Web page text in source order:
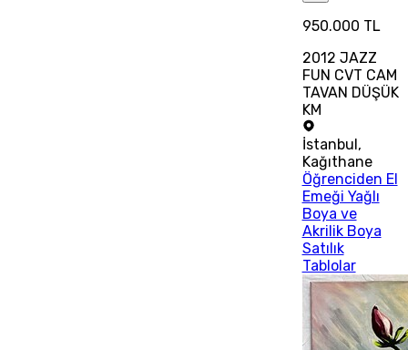
950.000 TL
2012 JAZZ
FUN CVT CAM
TAVAN DÜŞÜK
KM
İstanbul ,
Kağıthane
Öğrenciden El
Emeği Yağlı
Boya ve
Akrilik Boya
Satılık
Tablolar